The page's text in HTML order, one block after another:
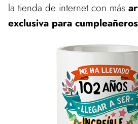
la tienda de internet con más
exclusiva para cumpleañeros